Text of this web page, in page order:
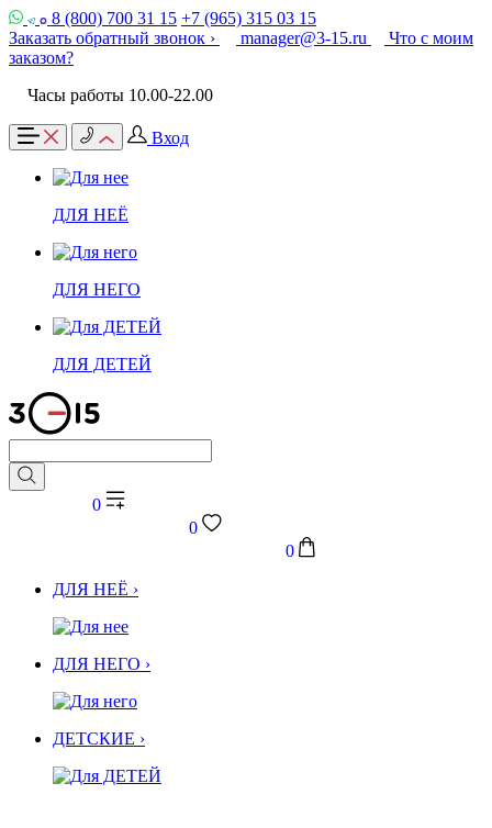
8 (800) 700 31 15 +7 (965) 315 03 15
Заказать обратный звонок ›
manager@3-15.ru
Что с моим
заказом?
Часы работы 10.00-22.00
Вход
ДЛЯ НЕЁ
ДЛЯ НЕГО
ДЛЯ ДЕТЕЙ
0
0
0
ДЛЯ НЕЁ ›
ДЛЯ НЕГО ›
ДЕТСКИЕ ›